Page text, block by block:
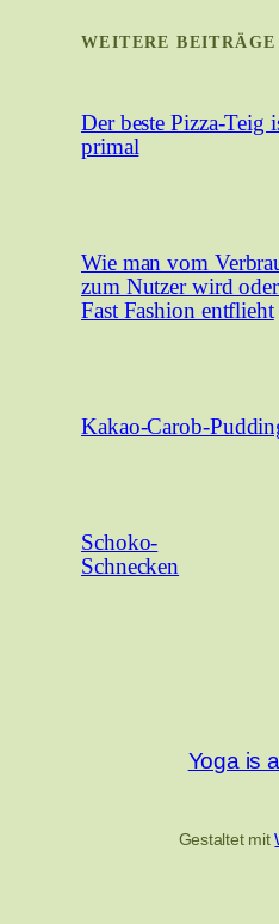
WEITERE BEITRÄGE
Der beste Pizza-Teig
primal
Wie man vom
zum Nutzer wird
Fast Fashion entflieht
Kakao-Carob-
Schoko-
Schnecken
Yoga is
Gestaltet mit